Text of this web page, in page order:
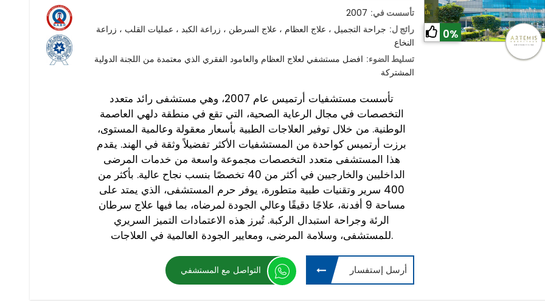
0%
تأسست في: 2007
رائج ل: جراحة التجميل ، علاج العظام ، علاج السرطن ، زراعة الكبد ، عمليات القلب ، زراعة
النخاع
تسليط الضوء: افضل مستشفي لعلاج العظام والعامود الفقري الذي معتمدة من اللجنة الدولية
المشتركة
تأسست مستشفيات أرتميس عام 2007، وهي مستشفى رائد متعدد
التخصصات في مجال الرعاية الصحية، التي تقع في منطقة دلهي العاصمة
الوطنية. من خلال توفير العلاجات الطبية بأسعار معقولة وعالمية المستوى،
برزت أرتميس كواحدة من المستشفيات الأكثر تفضيلاً وثقة في الهند. يقدم
هذا المستشفى متعدد التخصصات مجموعة واسعة من خدمات المرضى
الداخليين والخارجيين في أكثر من 40 تخصصًا بنسب نجاح عالية. بأكثر من
400 سرير وتقنيات طبية متطورة، يوفر حرم المستشفى، الذي يمتد على
مساحة 9 أفدنة، علاجًا دقيقًا وعالي الجودة لمرضاه، بما فيها علاج سرطان
الرئة وجراحة استبدال الركبة. تُبرز هذه الاعتمادات التميز السريري
للمستشفى، وسلامة المرضى، ومعايير الجودة العالمية في العلاجات.
التواصل مع المستشفي أرسل إستفسار